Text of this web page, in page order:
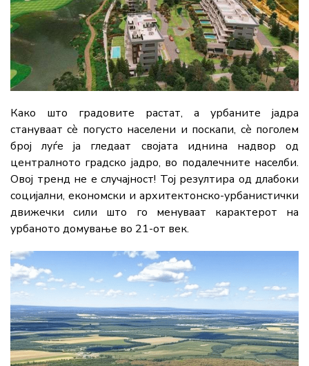
Како што градовите растат, а урбаните јадра
стануваат сè погусто населени и поскапи, сè поголем
број луѓе ја гледаат својата иднина надвор од
централното градско јадро, во подалечните населби.
Овој тренд не е случајност! Тој резултира од длабоки
социјални, економски и архитектонско-урбанистички
движечки сили што го менуваат карактерот на
урбаното домување во 21-от век.